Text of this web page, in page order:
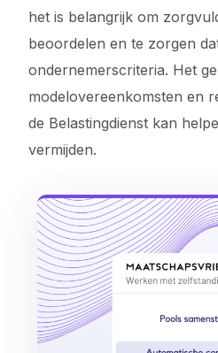
het is belangrijk om
beoordelen en te zorgen
ondernemerscriteria. Het
modelovereenkomsten en
de Belastingdienst kan
vermijden.